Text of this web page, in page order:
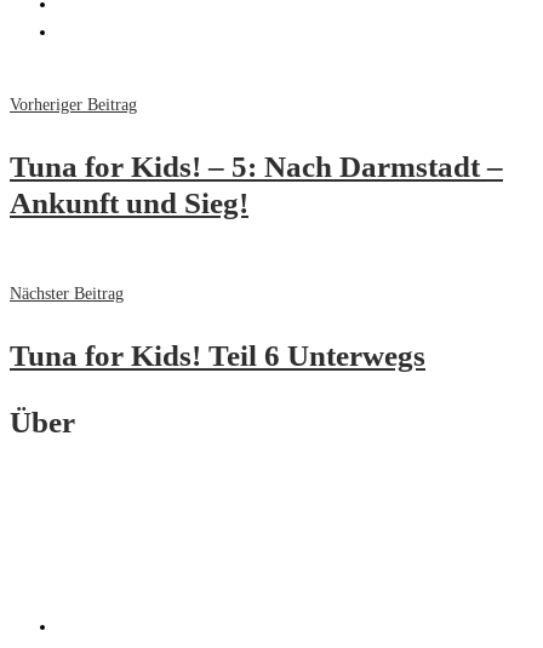
Vorheriger Beitrag
Tuna for Kids! – 5: Nach Darmstadt –
Ankunft und Sieg!
Nächster Beitrag
Tuna for Kids! Teil 6 Unterwegs
Über